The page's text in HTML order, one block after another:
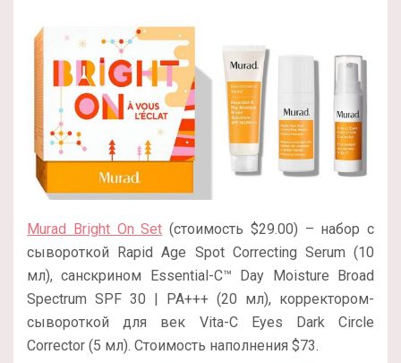
Murad Bright On Set (стоимость $29.00) – набор с
сывороткой Rapid Age Spot Correcting Serum (10
мл), санскрином Essential-C™ Day Moisture Broad
Spectrum SPF 30 | PA+++ (20 мл), корректором-
сывороткой для век Vita-C Eyes Dark Circle
Corrector (5 мл). Стоимость наполнения $73.